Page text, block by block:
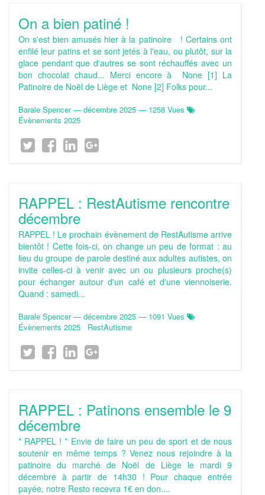
On a bien patiné !
On s'est bien amusés hier à la patinoire ! Certains ont
enfilé leur patins et se sont jetés à l'eau, ou plutôt, sur la
glace pendant que d'autres se sont réchauffés avec un
bon chocolat chaud... Merci encore à None [1] La
Patinoire de Noël de Liège et None [2] Folks pour...
Barale Spencer— décembre 2025 — 1258 Vues
Évènements 2025
RAPPEL : RestAutisme rencontre
décembre
RAPPEL ! Le prochain évènement de RestAutisme arrive
bientôt ! Cette fois-ci, on change un peu de format : au
lieu du groupe de parole destiné aux adultes autistes, on
invite celles-ci à venir avec un ou plusieurs proche(s)
pour échanger autour d'un café et d'une viennoiserie.
Quand : samedi...
Barale Spencer— décembre 2025 — 1091 Vues
Évènements 2025
RestAutisme
RAPPEL : Patinons ensemble le 9
décembre
* RAPPEL ! * Envie de faire un peu de sport et de nous
soutenir en même temps ? Venez nous rejoindre à la
patinoire du marché de Noël de Liège le mardi 9
décembre à partir de 14h30 ! Pour chaque entrée
payée, notre Resto recevra 1€ en don....